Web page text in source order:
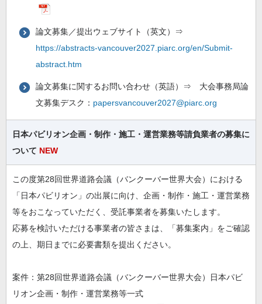
論文募集／提出ウェブサイト（英文）⇒
https://abstracts-vancouver2027.piarc.org/en/Submit-
abstract.htm
論文募集に関するお問い合わせ（英語）⇒ 大会事務局論
文募集デスク： papersvancouver2027@piarc.org
日本パビリオン企画・制作・施工・運営業務等請負業者の募集に
ついて NEW
この度第28回世界道路会議（バンクーバー世界大会）における
「日本パビリオン」の出展に向け、企画・制作・施工・運営業務
等をおこなっていただく、受託事業者を募集いたします。
応募を検討いただける事業者の皆さまは、「募集案内」をご確認
の上、期日までに必要書類を提出ください。
案件：第28回世界道路会議（バンクーバー世界大会）日本パビ
リオン企画・制作・運営業務等一式